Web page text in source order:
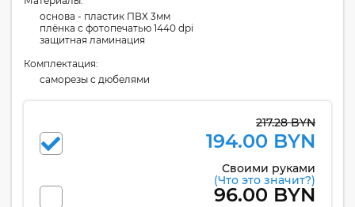
основа - пластик ПВХ 3мм
плёнка с фотопечатью 1440 dpi
защитная ламинация
Комплектация:
cаморезы с дюбелями
217.28 BYN
194.00 BYN
Своими руками
(Что это значит?)
96.00 BYN